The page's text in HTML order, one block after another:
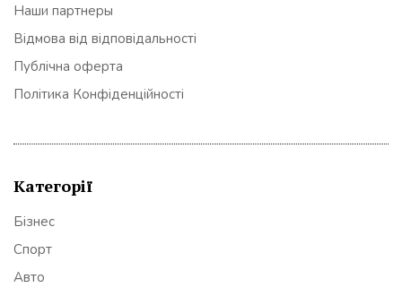
Наши партнеры
Відмова від відповідальності
Публічна оферта
Політика Конфіденційності
Категорії
Бізнес
Спорт
Авто